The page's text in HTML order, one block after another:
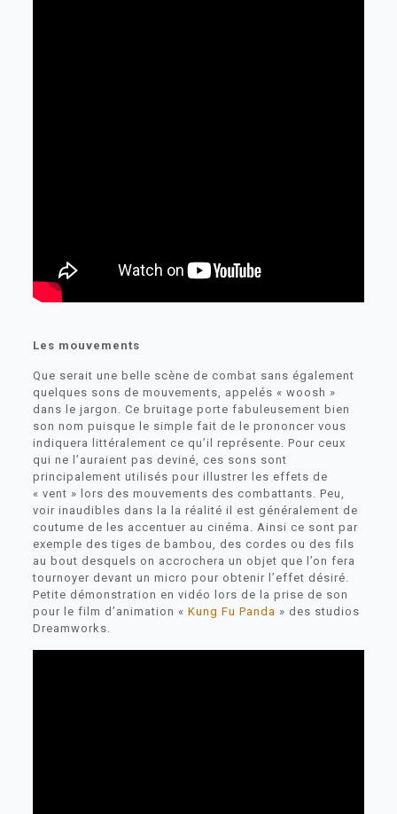
Les mouvements
Que serait une belle scène de combat sans également
quelques sons de mouvements, appelés « woosh »
dans le jargon. Ce bruitage porte fabuleusement bien
son nom puisque le simple fait de le prononcer vous
indiquera littéralement ce qu’il représente. Pour ceux
qui ne l’auraient pas deviné, ces sons sont
principalement utilisés pour illustrer les effets de
« vent » lors des mouvements des combattants. Peu,
voir inaudibles dans la la réalité il est généralement de
coutume de les accentuer au cinéma. Ainsi ce sont par
exemple des tiges de bambou, des cordes ou des fils
au bout desquels on accrochera un objet que l’on fera
tournoyer devant un micro pour obtenir l’effet désiré.
Petite démonstration en vidéo lors de la prise de son
pour le film d’animation « Kung Fu Panda » des studios
Dreamworks.